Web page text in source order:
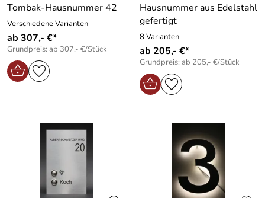
Tombak-Hausnummer 42
Verschiedene Varianten
ab 307,- €*
Grundpreis: ab 307,- €/Stück
Hausnummer aus Edelstahl
gefertigt
8 Varianten
ab 205,- €*
Grundpreis: ab 205,- €/Stück